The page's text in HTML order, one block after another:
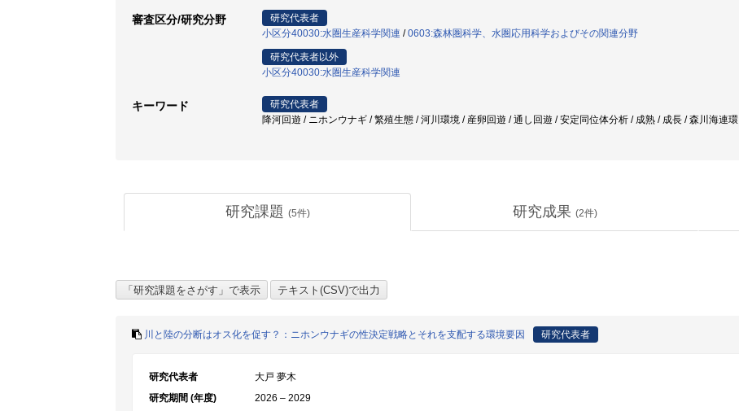
審査区分/研究分野
研究代表者
小区分40030:水圏生産科学関連 /0603:森林圏科学、水圏応用科学およびその関連分野
研究代表者以外
小区分40030:水圏生産科学関連
キーワード
研究代表者
降河回遊 / ニホンウナギ / 繁殖生態 / 河川環境 / 産卵回遊 / 通し回遊 / 安定同位体分析 / 成熟 / 成長 / 森川海連環
研究課題 (5件) 研究成果 (2件)
川と陸の分断はオス化を促す？：ニホンウナギの性決定戦略とそれを支配する環境要因 研究代表者
研究代表者
大戸 夢木
研究期間 (年度)
2026 – 2029